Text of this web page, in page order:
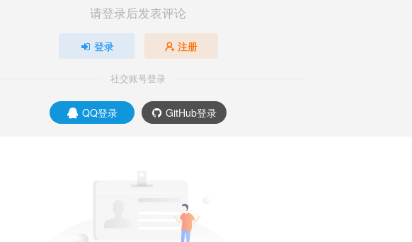
请登录后发表评论
登录 注册
社交账号登录
QQ登录 GitHub登录